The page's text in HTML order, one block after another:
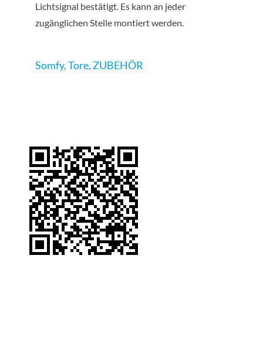
Lichtsignal bestätigt. Es kann an jeder
zugänglichen Stelle montiert werden.
Somfy,Tore, ZUBEHÖR